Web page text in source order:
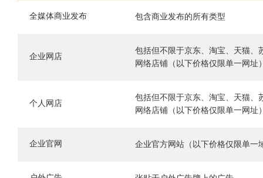
全媒体商业发布 包含商业发布的所有类型
企业网店
包括但不限于京东、淘宝、天猫、
网络店铺（以下价格仅限单一网址
个人网店
包括但不限于京东、淘宝、天猫、
网络店铺（以下价格仅限单一网址
企业官网 企业官方网站（以下价格仅限单一